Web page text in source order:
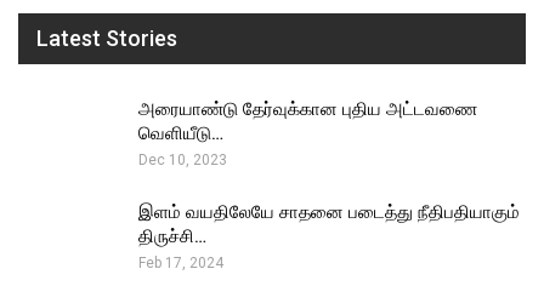
Latest Stories
அரையாண்டு தேர்வுக்கான புதிய அட்டவணை
வெளியீடு…
Dec 10, 2023
இளம் வயதிலேயே சாதனை படைத்து நீதிபதியாகும்
திருச்சி…
Feb 17, 2024